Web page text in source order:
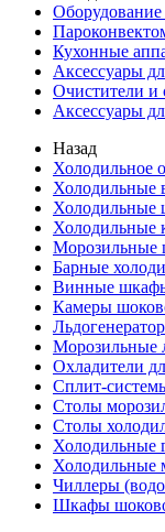
Кухонные
Аксессуары
Очистители и
Аксессуары
Назад
Холодильное
Холодильные
Холодильные
Холодильные
Морозильные
Барные
Винные
Камеры
Морозильные
Охладители
Сплит-
Столы
Столы
Холодильные
Холодильные
Чиллеры
Шкафы